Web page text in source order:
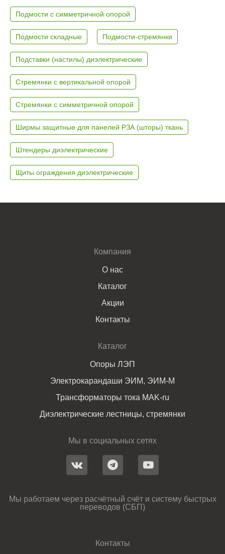
Подмости с симметричной опорой
Подмости складные Подмости-стремянки
Подставки (настилы) диэлектрические
Стремянки с вертикальной опорой
Стремянки с симметричной опорой
Ширмы защитные для панелей РЗА (шторы) ткань
Штендеры диэлектрические
Щиты ограждения диэлектрические
Компания
О нас
Каталог
Акции
Контакты
Каталог
Опоры ЛЭП
Электрокарандаши ЭИМ, ЭИМ-М
Трансформаторы тока MAK-ru
Диэлектрические лестницы, стремянки
Мы в социальных сетях
Мы работаем через расчётный счёт и систему быстрых
переводов (СБП)
Контакты